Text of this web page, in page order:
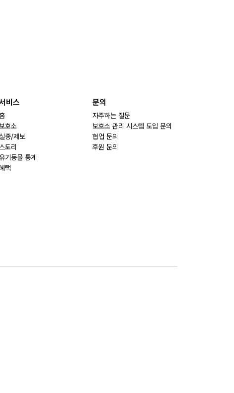
비스
홈
보호소
실종/제보
스토리
기동물 통계
택
문의
자주하는 질문
보호소 관리 시스템 도입 문의
협업 문의
후원 문의